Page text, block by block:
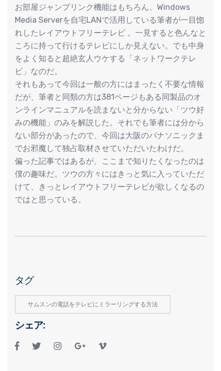
お部屋ジャンプリンク機能はもちろん、Windows
Media Serverを自宅LANで活用している筆者が一目惚
れしたレイアウトフリーテレビ 。一見すると色んなと
ころに持って行けるテレビにしか見えない。でも中身
をよく知ると超絶玄人ウケする「ネットワークテレ
ビ」なのだ。
それもあって今回は一般の方にはまったく不要な情報
だが、筆者と同類の方は381ページもある同製品のオ
ンラインマニュアルを読まないと分からない「ツウ好
みの機能」のみを解説した。それでも筆者には分から
ない部分があったので、今回は大阪のパナソニックま
でお邪魔して独占取材させていただいたわけだ。
偏った記事ではあるが、ここまで知りたくなったのは
僕の趣味だ。ツウの方々にはきっと気に入っていただ
けて、きっとレイアウトフリーテレビが欲しくなるの
ではと思っている。
タグ
サムスンの電話をテレビにミラーリングする方法
シェア: